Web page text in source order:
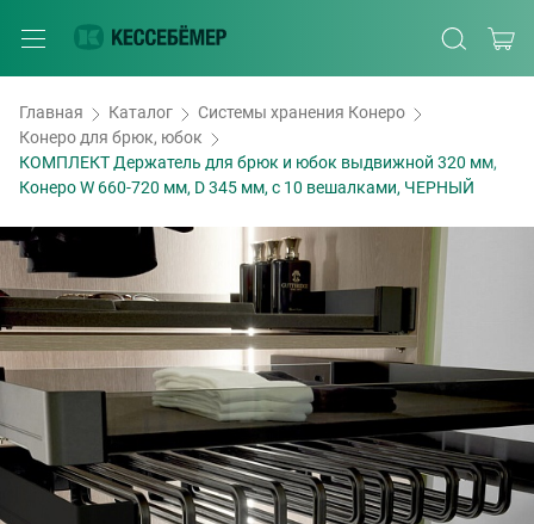
Главная Каталог
Системы хранения Конеро
Конеро для брюк, юбок
КОМПЛЕКТ Держатель для брюк и юбок выдвижной 320 мм,
Конеро W 660-720 мм, D 345 мм, с 10 вешалками, ЧЕРНЫЙ